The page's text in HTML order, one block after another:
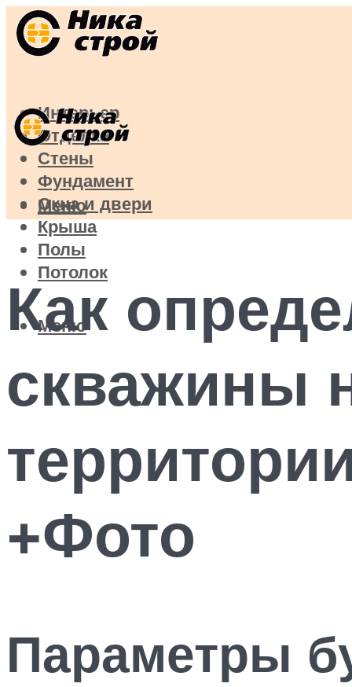
Интерьер
Отделка
Стены
Фундамент
Окна и двери
Крыша
Полы
Потолок
Меню
Меню
Как
скважины
+Фото
Параметры